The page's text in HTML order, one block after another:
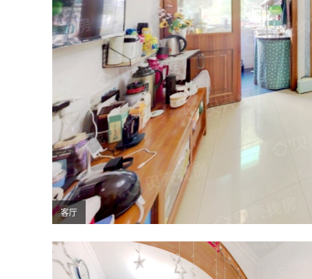
客厅